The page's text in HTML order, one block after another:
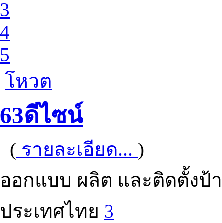
3
4
5
โหวต
63ดีไซน์
( รายละเอียด... )
ออกแบบ ผลิต และติดตั้ง
ประเทศไทย 3